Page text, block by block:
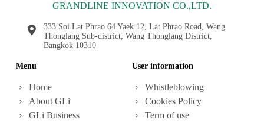
GRANDLINE INNOVATION CO.,LTD.
333 Soi Lat Phrao 64 Yaek 12, Lat Phrao Road, Wang
Thonglang Sub-district, Wang Thonglang District,
Bangkok 10310
Menu
Home
About GLi
GLi Business
User information
Whistleblowing
Cookies Policy
Term of use